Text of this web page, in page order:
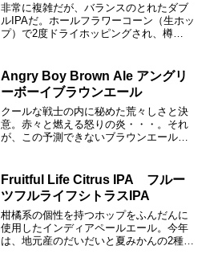
非常に複雑だが、バランスのとれたダブ
ルIPAだ。ホールフラワーコーン（生ホッ
プ）で2度ドライホッピングされ、樽
ー、アロマ）は深遠である。私たちの地
元駿河湾が深く壮大なよ...
Angry Boy Brown Ale アングリ
ーボーイブラウンエール
クールな戦士の内に秘めた荒々しさと決
意。赤々と燃える怒りの炎・・・。それ
が、この予測できないブラウンエールの
グリーなエッジを隠している。The Label
Speaks...
Fruitful Life Citrus IPA フルー
ツフルライフシトラスIPA
柑橘系の個性を持つホップをふんだんに
使用したインディアペールエール。今年
は、地元産のだいだいと夏みかんの2種類